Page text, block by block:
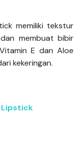
memiliki tekstur
membuat bibir
E dan Aloe
kekeringan.
Lipstick